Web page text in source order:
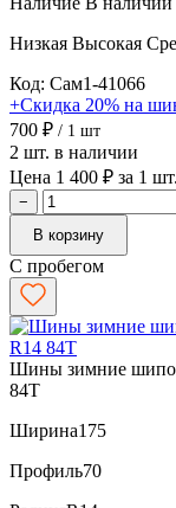
Низкая Высокая
Код: Сам1-41066
+Скидка 20% на
700 ₽ / 1 шт
2 шт. в наличии
Цена 1 400 ₽ за 1 шт.
−
В корзину
С пробегом
Шины зимние
84T
Ширина175
Профиль70